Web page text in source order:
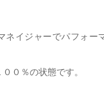
ネイジャーでパフォー
０％の状態です。